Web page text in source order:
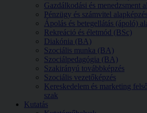
Gazdálkodási és menedzsment
Pénzügy és számvitel
Ápolás és betegellátás (ápoló)
Rekreáció és életmód (BSc)
Diakónia (BA)
Szociális munka (BA)
Szociálpedagógia (BA)
Szakirányú továbbképzés
Szociális vezetőképzés
Kereskedelem és marketing
szak
Kutatás